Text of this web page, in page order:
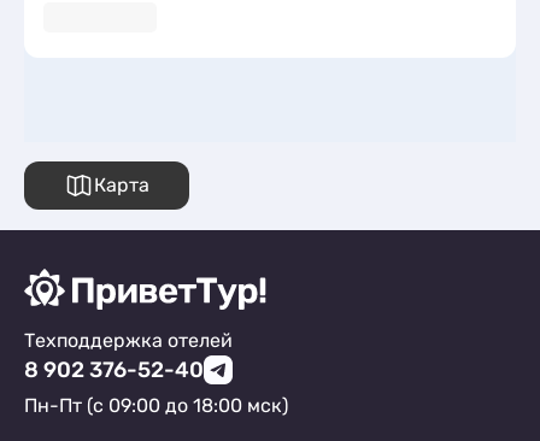
Карта
Техподдержка отелей
8 902 376-52-40
Пн-Пт (с 09:00 до 18:00 мск)